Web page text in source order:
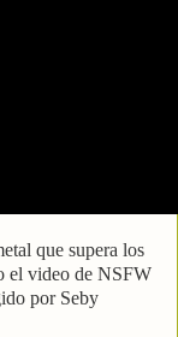
que supera los
el video de NSFW
por Seby